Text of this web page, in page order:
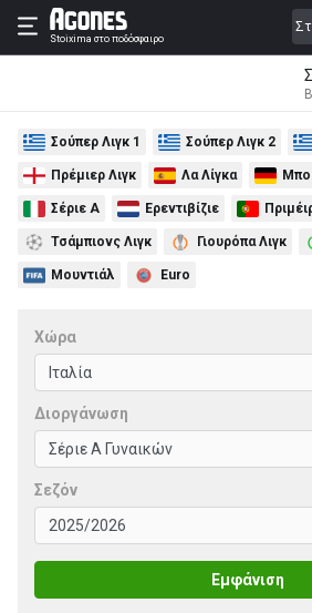
Stoixima στο ποδόσφαιρο
Σούπερ Λιγκ 1 Σούπερ Λιγκ 2
Πρέμιερ Λιγκ Λα Λίγκα
Σέριε Α Ερεντιβίζιε
Τσάμπιονς Λιγκ Γιουρόπα Λιγκ
Μουντιάλ Euro
Χώρα
Διοργάνωση
Σεζόν
Εμφάνιση